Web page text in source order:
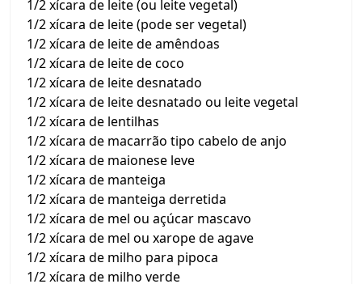
1/2 xícara de leite (ou leite vegetal)
1/2 xícara de leite (pode ser vegetal)
1/2 xícara de leite de amêndoas
1/2 xícara de leite de coco
1/2 xícara de leite desnatado
1/2 xícara de leite desnatado ou leite vegetal
1/2 xícara de lentilhas
1/2 xícara de macarrão tipo cabelo de anjo
1/2 xícara de maionese leve
1/2 xícara de manteiga
1/2 xícara de manteiga derretida
1/2 xícara de mel ou açúcar mascavo
1/2 xícara de mel ou xarope de agave
1/2 xícara de milho para pipoca
1/2 xícara de milho verde